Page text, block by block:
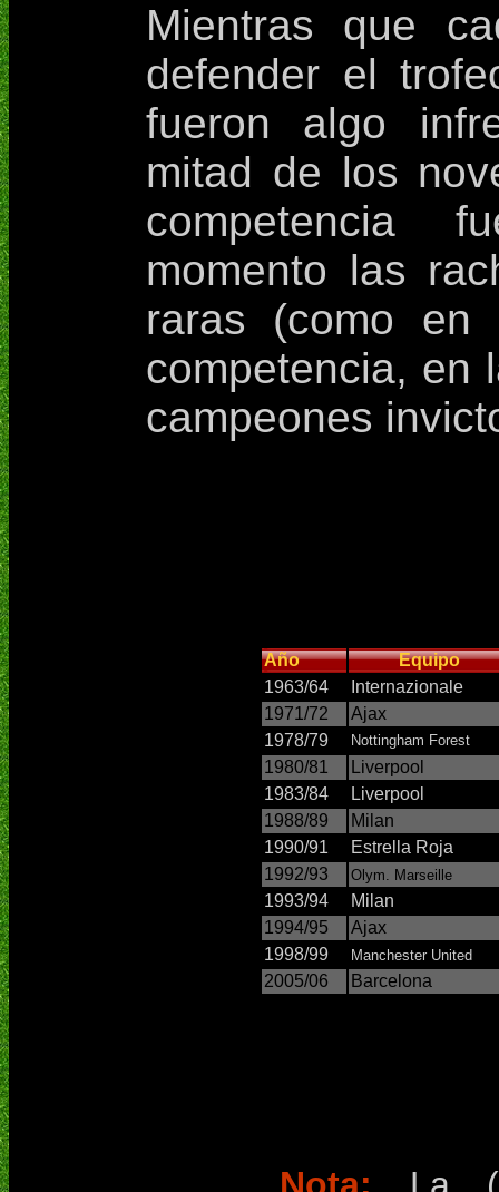
Mientras que
defender el
fueron algo
mitad de los
competencia
momento las
raras (como en
competencia, en
campeones
Año
Equipo
1963/64
Internazionale
1971/72
Ajax
1978/79
Nottingham Forest
1980/81
Liverpool
1983/84
Liverpool
1988/89
Milan
1990/91
Estrella Roja
1992/93
Olym. Marseille
1993/94
Milan
1994/95
Ajax
1998/99
Manchester United
2005/06 Barcelona